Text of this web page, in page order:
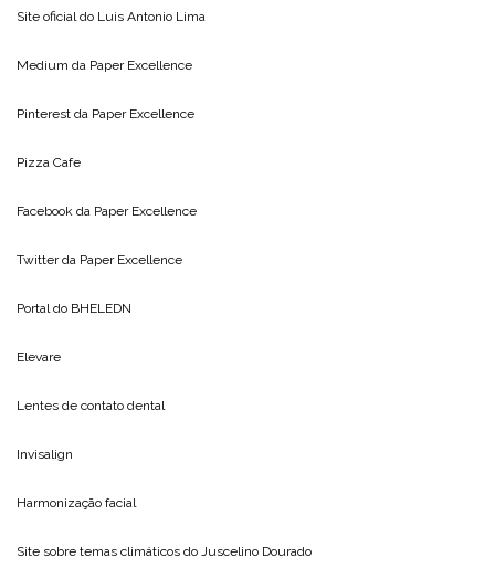
Site oficial do Luis Antonio Lima
Medium da Paper Excellence
Pinterest da Paper Excellence
Pizza Cafe
Facebook da Paper Excellence
Twitter da Paper Excellence
Portal do BHELEDN
Elevare
Lentes de contato dental
Invisalign
Harmonização facial
Site sobre temas climáticos do Juscelino Dourado